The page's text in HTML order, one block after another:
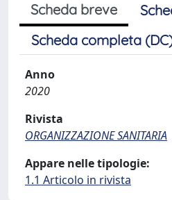
Scheda breve
Scheda completa
Anno
2020
Rivista
ORGANIZZAZIONE SANITARIA
Appare nelle tipologie:
1.1 Articolo in rivista